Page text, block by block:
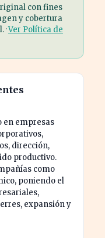
con fines
y cobertura
·Ver Política de
en empresas
dirección,
productivo.
como
poniendo el
expansión y